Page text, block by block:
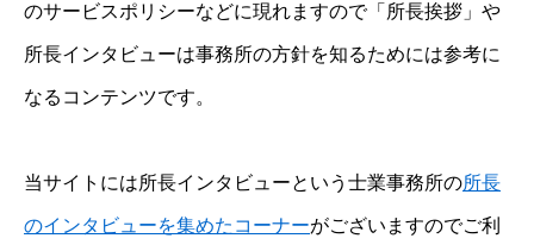
のサービスポリシーなどに現れますので「所長挨拶」や
所長インタビューは事務所の方針を知るためには参考に
なるコンテンツです。
当サイトには所長インタビューという士業事務所の所長
のインタビューを集めたコーナーがございますのでご利